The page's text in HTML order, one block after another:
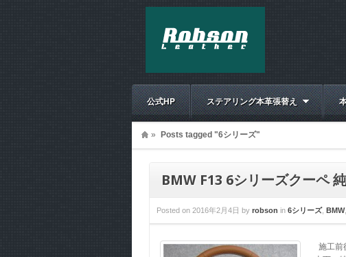
公式HP ステアリング本革張替え
» Posts tagged "6シリーズ"
BMW F13 6シリーズクーペ
Posted on 2016年2月4日 by robson in 6シリーズ, BMW,
施工前